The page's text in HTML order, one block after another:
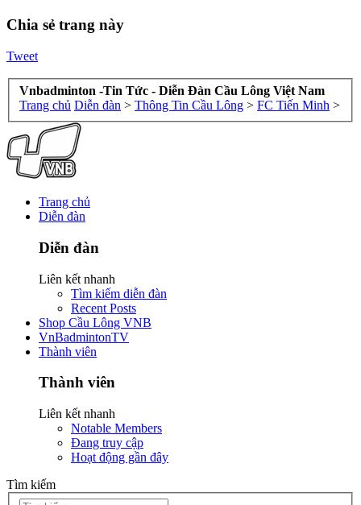
Chia sẻ trang này
Tweet
Vnbadminton -Tin Tức - Diễn Đàn Cầu Lông Việt Nam
Trang chủ Diễn đàn > Thông Tin Cầu Lông > FC Tiến Minh >
Trang chủ
Diễn đàn
Diễn đàn
Liên kết nhanh
Tìm kiếm diễn đàn
Recent Posts
Shop Cầu Lông VNB
VnBadmintonTV
Thành viên
Thành viên
Liên kết nhanh
Notable Members
Đang truy cập
Hoạt động gần đây
Tìm kiếm